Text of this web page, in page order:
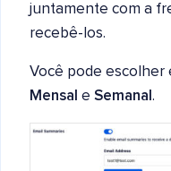
juntamente com a
recebê-los.
Você pode escolher
Mensal e Semanal .